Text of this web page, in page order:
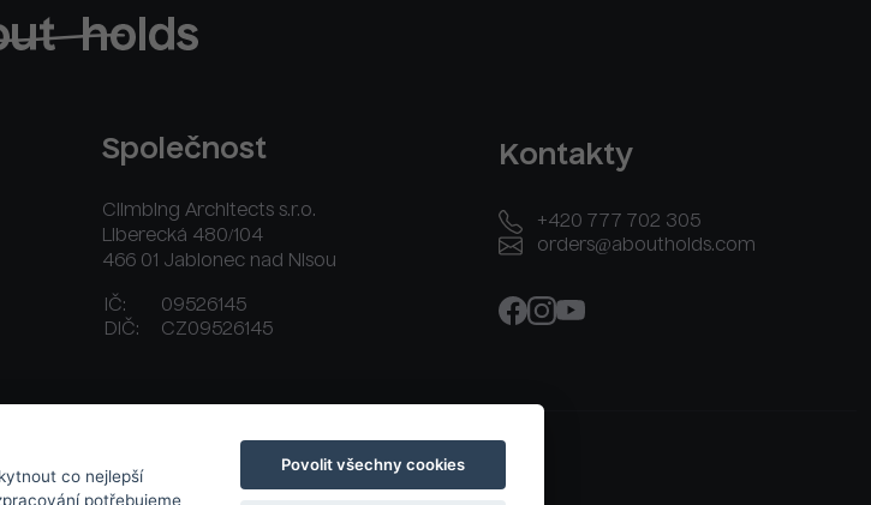
Společnost
Climbing Architects s.r.o.
Liberecká 480/104
466 01 Jablonec nad Nisou
IČ:
09526145
DIČ:
CZ09526145
Kontakty
+420 777 702 305
orders@aboutholds.com
co nejlepší
potřebujeme
Povolit všechny cookies